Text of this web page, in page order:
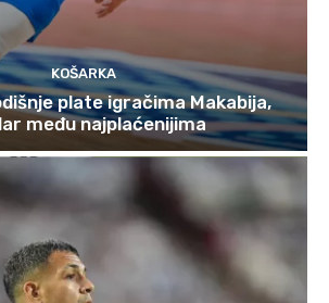
KOŠARKA
plate igračima Makabija,
među najplaćenijima